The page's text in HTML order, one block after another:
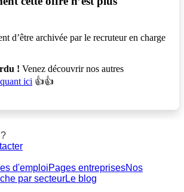
d’être archivée par le recruteur en charge
! Venez découvrir nos autres
ici 👍👍
d'emploiPages entreprisesNos
par secteurLe blog